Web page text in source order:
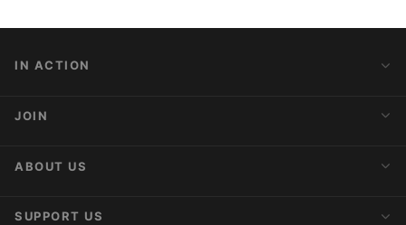
IN ACTION
Action Alerts
JOIN
ABOUT US
About AnimaNaturalis
SUPPORT US